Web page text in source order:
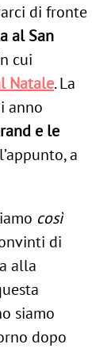
di fronte
al San
cui
Natale. La
anno
e le
a
così
di
alla
siamo
dopo